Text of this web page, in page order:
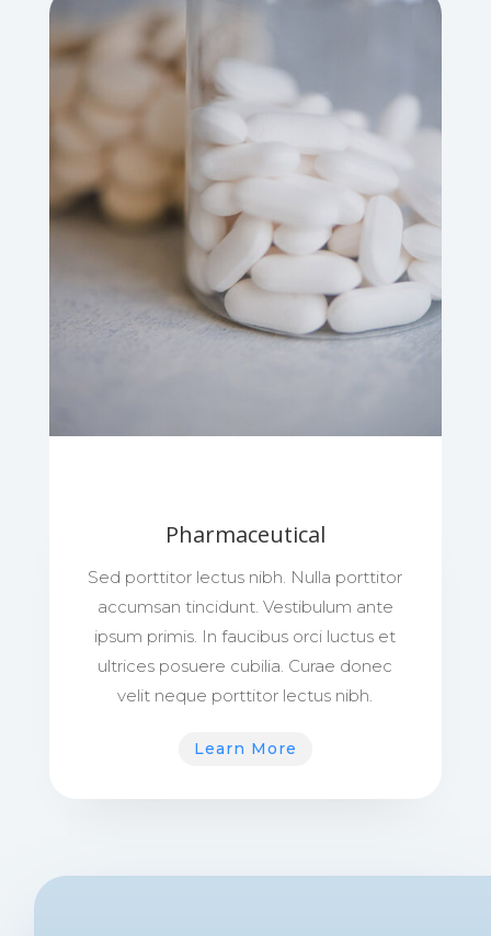
Pharmaceutical
Sed porttitor lectus nibh. Nulla porttitor
accumsan tincidunt. Vestibulum ante
ipsum primis. In faucibus orci luctus et
ultrices posuere cubilia. Curae donec
velit neque porttitor lectus nibh.
Learn More